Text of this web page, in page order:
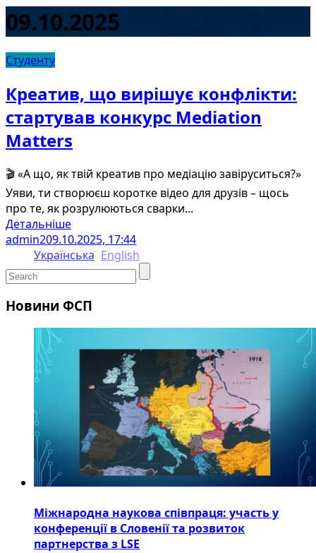
09.10.2025
Студенту
Креатив, що вирішує конфлікти:
стартував конкурс Mediation
Matters
​​🎬 «А що, як твій креатив про медіацію завіруситься?»
Уяви, ти створюєш коротке відео для друзів – щось
про те, як розрулюються сварки...
Детальніше
admin209.10.2025, 17:44
Українська English
Новини ФСП
Міжнародна наукова співпраця: участь у
конференції в Словенії та розвиток
партнерства з LSE